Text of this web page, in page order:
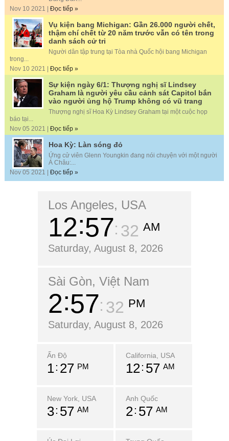
Nov 10 2021 | Đọc tiếp »
Vụ kiện bang Michigan: Gần 26.000 người chết,
thậm chí chết từ 20 năm trước vẫn có tên trong
danh sách cử tri
Người dân tập trung tại Tòa nhà Quốc hội bang Michigan
trong...
Nov 10 2021 | Đọc tiếp »
Sự kiện ngày 6/1: Thượng nghị sĩ Lindsey
Graham là người yêu cầu cảnh sát Capitol bắn
vào người ủng hộ Trump không có vũ trang
Thượng nghị sĩ Hoa Kỳ Lindsey Graham tại một cuộc họp
báo tại...
Nov 05 2021 | Đọc tiếp »
Hoa Kỳ: Làn sóng đỏ
Ứng cử viên Glenn Youngkin đang nói chuyện với một người
Á Châu:...
Nov 05 2021 | Đọc tiếp »
Los Angeles, USA
12 57 33 AM
Saturday, August 8, 2026
Sài Gòn, Việt Nam
2 57 33 PM
Saturday, August 8, 2026
Ấn Độ
1 27 PM
California, USA
12 57 AM
New York, USA
3 57 AM
Anh Quốc
2 57 AM